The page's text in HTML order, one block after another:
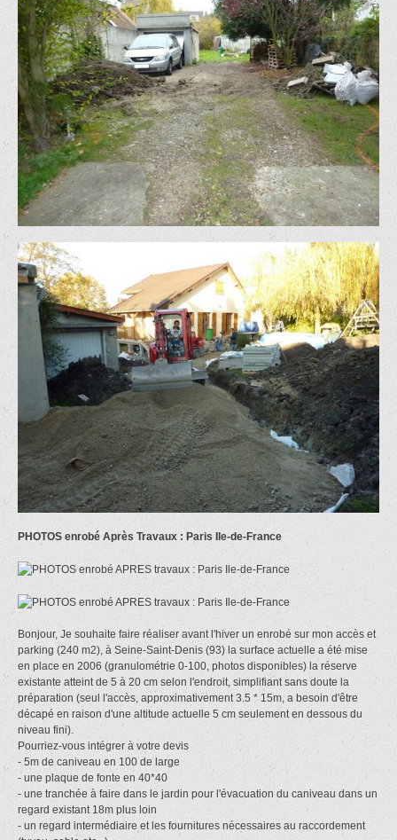
PHOTOS enrobé Après Travaux : Paris Ile-de-France
Bonjour, Je souhaite faire réaliser avant l'hiver un enrobé sur mon accès et
parking (240 m2), à Seine-Saint-Denis (93) la surface actuelle a été mise
en place en 2006 (granulométrie 0-100, photos disponibles) la réserve
existante atteint de 5 à 20 cm selon l'endroit, simplifiant sans doute la
préparation (seul l'accès, approximativement 3.5 * 15m, a besoin d'être
décapé en raison d'une altitude actuelle 5 cm seulement en dessous du
niveau fini).
Pourriez-vous intégrer à votre devis
- 5m de caniveau en 100 de large
- une plaque de fonte en 40*40
- une tranchée à faire dans le jardin pour l'évacuation du caniveau dans un
regard existant 18m plus loin
- un regard intermédiaire et les fournitures nécessaires au raccordement